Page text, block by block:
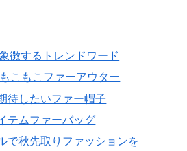
徴するトレンドワード
こもこファーアウター
待したいファー帽子
テムファーバッグ
で秋先取りファッションを